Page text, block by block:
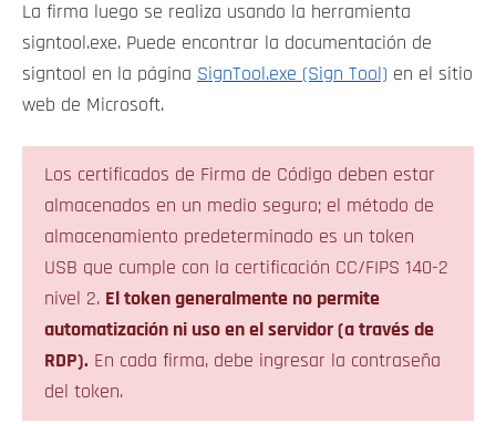
La firma luego se realiza usando la herramienta
signtool.exe. Puede encontrar la documentación de
signtool en la página SignTool.exe (Sign Tool) en el sitio
web de Microsoft.
Los certificados de Firma de Código deben estar
almacenados en un medio seguro; el método de
almacenamiento predeterminado es un token
USB que cumple con la certificación CC/FIPS 140-2
nivel 2. El token generalmente no permite
automatización ni uso en el servidor (a través de
RDP). En cada firma, debe ingresar la contraseña
del token.